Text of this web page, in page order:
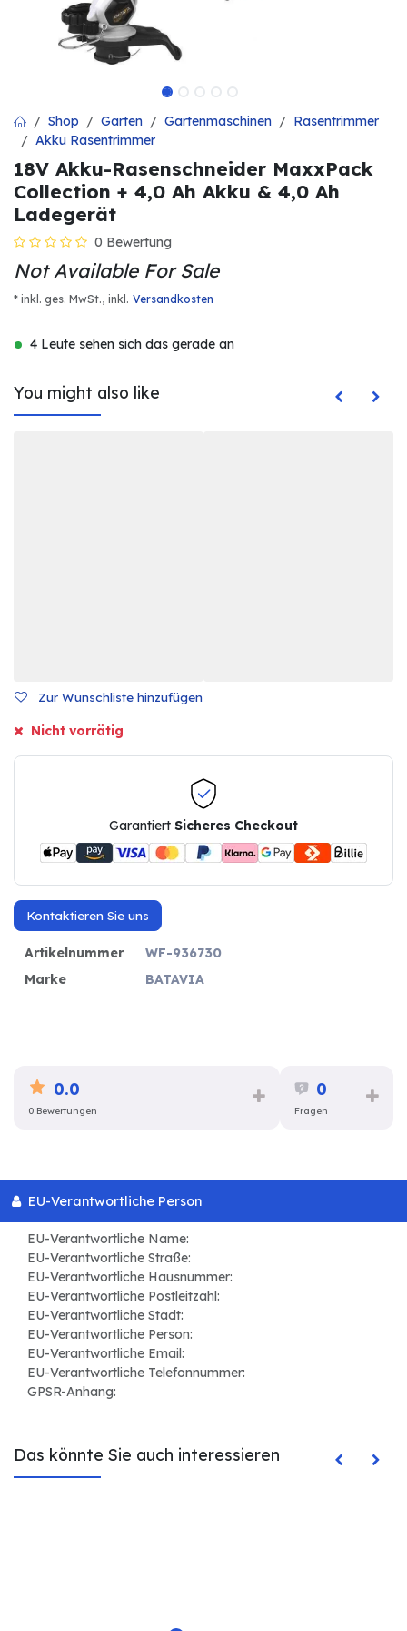
Shop Garten Gartenmaschinen
Rasentrimmer
Akku Rasentrimmer
18V Akku-Rasenschneider MaxxPack
Collection + 4,0 Ah Akku & 4,0 Ah
Ladegerät
0 Bewertung
Not Available For Sale
* inkl. ges. MwSt., inkl. Versandkosten
4 Leute sehen sich das gerade an
You might also like
Zur Wunschliste hinzufügen
Nicht vorrätig
Garantiert Sicheres Checkout
Kontaktieren Sie uns
Artikelnummer
WF-936730
Marke
BATAVIA
0.0
0 Bewertungen
0
Fragen
EU-Verantwortliche Person
EU-Verantwortliche Name:
EU-Verantwortliche Straße:
EU-Verantwortliche Hausnummer:
EU-Verantwortliche Postleitzahl:
EU-Verantwortliche Stadt:
EU-Verantwortliche Person:
EU-Verantwortliche Email:
EU-Verantwortliche Telefonnummer:
GPSR-Anhang:
Das könnte Sie auch interessieren